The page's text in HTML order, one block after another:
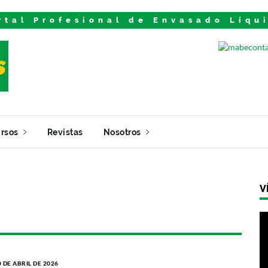
Profesional de Envasado
Revistas Nosotros
DE ABRIL DE 2026